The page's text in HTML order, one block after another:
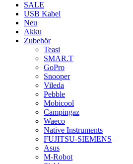
SALE
USB Kabel
Neu
Akku
Zubehör
Teasi
SMAR.T
GoPro
Snooper
Vileda
Pebble
Mobicool
Campingaz
Waeco
Native Instruments
FUJITSU-SIEMENS
Asus
M-Robot